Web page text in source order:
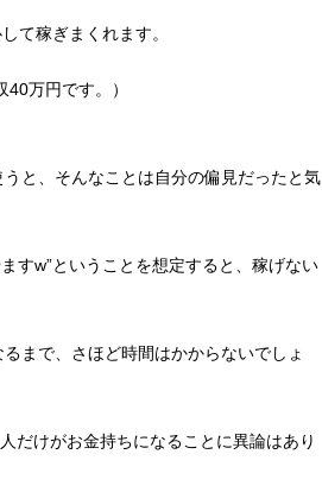
て稼ぎまくれます。
万円です。）
と、そんなことは自分の偏見だったと気
すw”ということを想定すると、稼げない
まで、さほど時間はかからないでしょ
だけがお金持ちになることに異論はあり